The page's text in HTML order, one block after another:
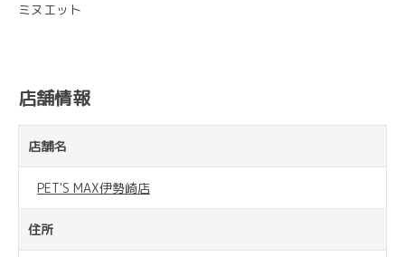
ミヌエット
店舗情報
店舗名
PET'S MAX伊勢崎店
住所